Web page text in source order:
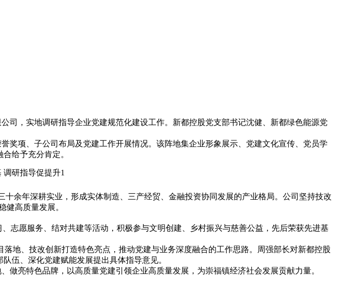
司，实地调研指导企业党建规范化建设工作。新都控股党支部书记沈健、新都绿色能源党
项、子公司布局及党建工作开展情况。该阵地集企业形象展示、党建文化宣传、党员学
给予充分肯定。
余年深耕实业，形成实体制造、三产经贸、金融投资协同发展的产业格局。公司坚持技改
健高质量发展。
志愿服务、结对共建等活动，积极参与文明创建、乡村振兴与慈善公益，先后荣获先进基
地、技改创新打造特色亮点，推动党建与业务深度融合的工作思路。周强部长对新都控股
伍、深化党建赋能发展提出具体指导意见。
亮特色品牌，以高质量党建引领企业高质量发展，为崇福镇经济社会发展贡献力量。